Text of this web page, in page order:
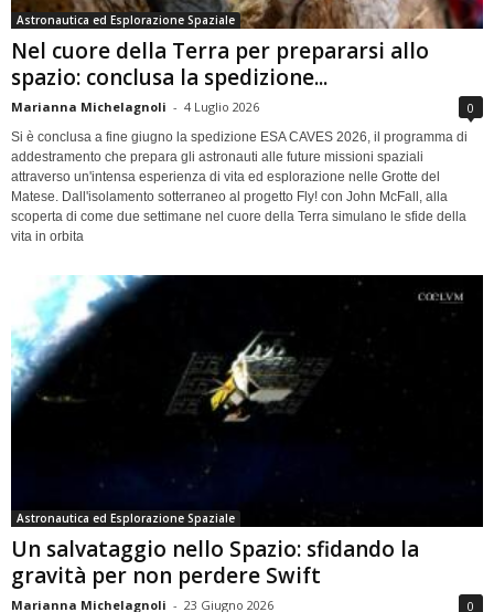
Astronautica ed Esplorazione Spaziale
Nel cuore della Terra per prepararsi allo
spazio: conclusa la spedizione...
Marianna Michelagnoli - 4 Luglio 2026 0
Si è conclusa a fine giugno la spedizione ESA CAVES 2026, il programma di
addestramento che prepara gli astronauti alle future missioni spaziali
attraverso un'intensa esperienza di vita ed esplorazione nelle Grotte del
Matese. Dall'isolamento sotterraneo al progetto Fly! con John McFall, alla
scoperta di come due settimane nel cuore della Terra simulano le sfide della
vita in orbita
Astronautica ed Esplorazione Spaziale
Un salvataggio nello Spazio: sfidando la
gravità per non perdere Swift
Marianna Michelagnoli - 23 Giugno 2026 0